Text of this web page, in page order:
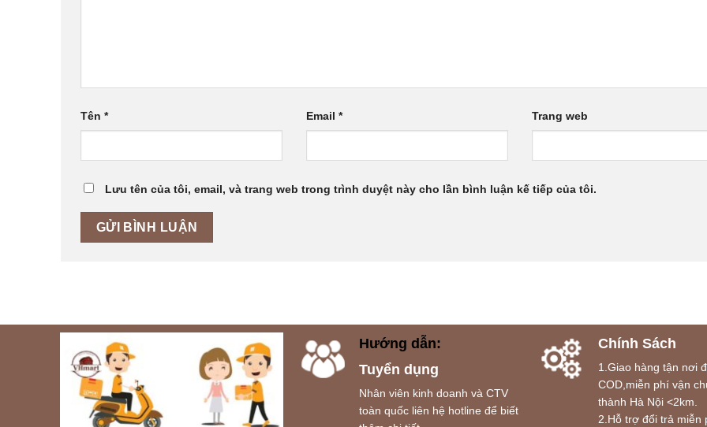
Tên * Email * Trang web
Lưu tên của tôi, email, và trang web trong trình duyệt này cho lần bình luận kế tiếp của tôi.
Hướng dẫn:
Tuyển dụng
Nhân viên kinh doanh và CTV
toàn quốc liên hệ hotline để biết
Chính Sách
1.Giao hàng tận nơi
COD,miễn phí vận
thành Hà Nội <2km.
2.Hỗ trợ đổi trả miễn